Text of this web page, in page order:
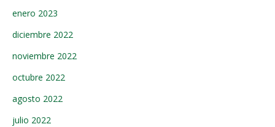
enero 2023
diciembre 2022
noviembre 2022
octubre 2022
agosto 2022
julio 2022